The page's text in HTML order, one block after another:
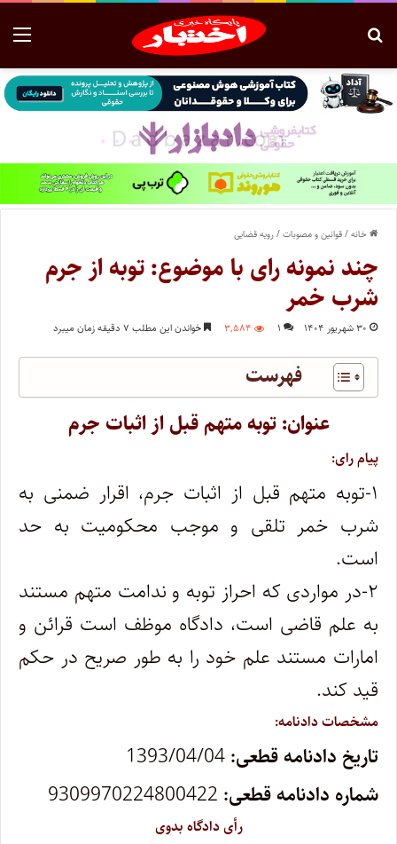
خانه/قوانین و مصوبات/رویه قضایی
چند نمونه رای با موضوع: توبه از جرم
شرب خمر
۳۰ شهریور ۱۴۰۴ ۱ ۳,۵۸۴ خواندن این مطلب ۷ دقیقه زمان میبرد
فهرست
عنوان: توبه متهم قبل از اثبات جرم
پیام رای:
۱-توبه متهم قبل از اثبات جرم، اقرار ضمنی به
شرب خمر تلقی و موجب محکومیت به حد
است.
۲-در مواردی که احراز توبه و ندامت متهم مستند
به علم قاضی است، دادگاه موظف است قرائن و
امارات مستند علم خود را به طور صریح در حکم
قید کند.
مشخصات دادنامه:
تاریخ دادنامه قطعی:
شماره دادنامه قطعی: 9309970224800422
رأی دادگاه بدوی